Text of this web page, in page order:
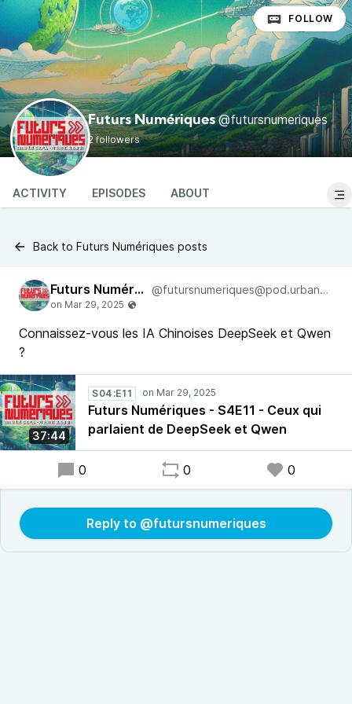
Futurs Numériques @futursnumeriques
2 followers
FOLLOW
ACTIVITY EPISODES ABOUT
Back to Futurs Numériques posts
Futurs Numériques @futursnumeriques@pod.urban-radio.com
Connaissez-vous les IA Chinoises DeepSeek et Qwen
?
37:44
S04:E11
Futurs Numériques - S4E11 - Ceux qui
parlaient de DeepSeek et Qwen
0 0 0
Reply to @futursnumeriques